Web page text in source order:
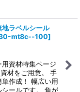
ラベルシール
mt8c--100]
資材特集ページ
材をご用意。 手
作成！ 幅広い用
ールです。 角が